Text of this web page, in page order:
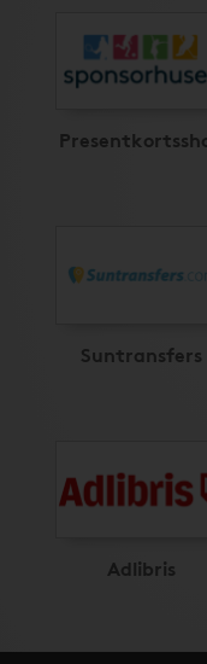
Suntransfers
Adlibris